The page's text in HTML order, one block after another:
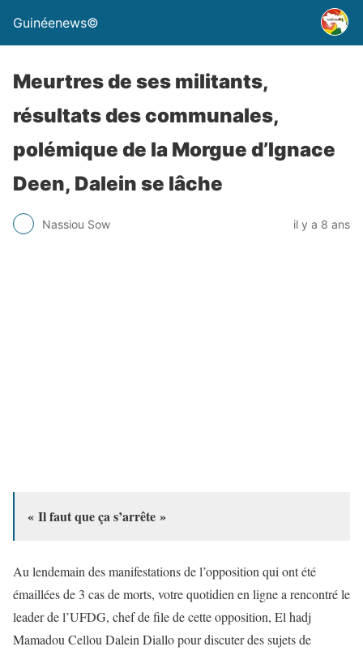
Guinéenews©
Meurtres de ses militants,
résultats des communales,
polémique de la Morgue d’Ignace
Deen, Dalein se lâche
Nassiou Sow il y a 8 ans
« Il faut que ça s’arrête »
Au lendemain des manifestations de l’opposition qui ont été
émaillées de 3 cas de morts, votre quotidien en ligne a rencontré le
leader de l’UFDG, chef de file de cette opposition, El hadj
Mamadou Cellou Dalein Diallo pour discuter des sujets de